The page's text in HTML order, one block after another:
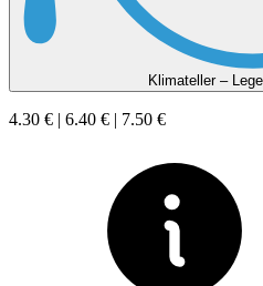
Klimateller –
4.30 € | 6.40 € | 7.50 €